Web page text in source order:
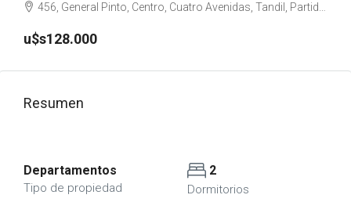
456, General Pinto, Centro, Cuatro Avenidas, Tandil, Partido de Tandil, Buenos Aires, B7000, Argentina
u$s128.000
Resumen
Departamentos
Tipo de propiedad
2
Dormitorios